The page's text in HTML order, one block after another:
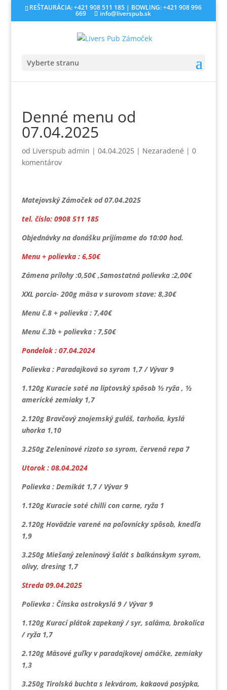
REŠTAURÁCIA: +421 908 511 185 | BOWLING: +421 908 996
669 info@liverspub.sk
Vyberte stranu
Denné menu od
07.04.2025
od Liverspub admin | 04.04.2025| Nezaradené | 0
komentárov
Matejovský Zámoček od 07.04.2025
tel. číslo: 0908 511 185
Objednávky na donášku prijímame do 10:00 hod.
Menu + polievka : 6,50€
Zámena prílohy :0,50€ ,Samostatná polievka :2,00€
XXL porcia- 200g mäsa v surovom stave: 8,30€
Menu č.8 + polievka : 7,40€
Menu č.3b + polievka : 7,50€
Pondelok : 07.04.2024
Polievka : Paradajková so syrom 1,7 / Vývar 9
1.120g Kuracie soté na liptovský spôsob ½ ryža , ½
americké zemiaky 1,7
2.120g Bravčový znojemský guláš, tarhoňa, kyslá
uhorka 1,10
3.250g Zeleninové rizoto so syrom, červená repa 7
Utorok : 08.04.2024
Polievka : Demikát 1,7 / Vývar 9
1.120g Kuracie soté chilli con carne, ryža 1
2.120g Hovädzie varené na poľovnícky spôsob, knedľa
1,9
3.250g Miešaný zeleninový šalát s balkánskym syrom,
olivy, dresing 1,7
Streda 09.04.2025
Polievka : Čínska ostrokyslá 9 / Vývar 9
1.120g Kurací plátok zapekaný / syr, saláma, brokolica
/ ryža 1,7
2.120g Mäsové guľky v paradajkovej omáčke, zemiaky
1,3
3.250g Tirolská buchta s lekvárom, kakaová posýpka,